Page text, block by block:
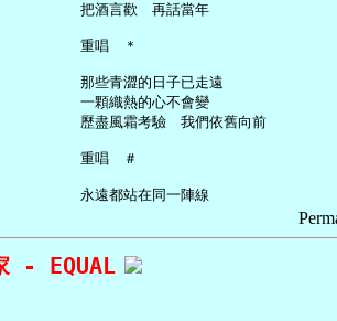
     把酒言歡　再話當年
     重唱　＊
     那些青澀的日子已走遠
     一顆織熱的心不會變
     歷盡風霜考驗　我們依舊向前
     重唱　＃
- EQUAL